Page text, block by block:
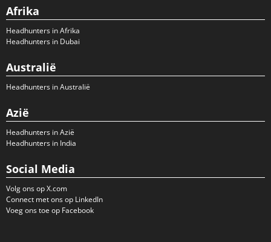
Afrika
Headhunters in Afrika
Headhunters in Dubai
Australië
Headhunters in Australië
Azië
Headhunters in Azië
Headhunters in India
Social Media
Volg ons op X.com
Connect met ons op LinkedIn
Voeg ons toe op Facebook